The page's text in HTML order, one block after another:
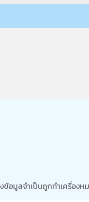
ข้อมูลจำเป็นถูกทำเครื่องห